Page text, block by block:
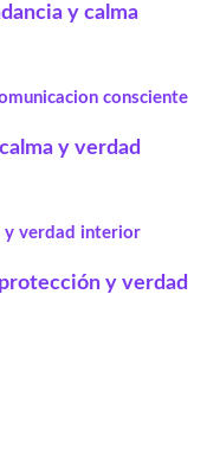
y calma
y verdad
y verdad